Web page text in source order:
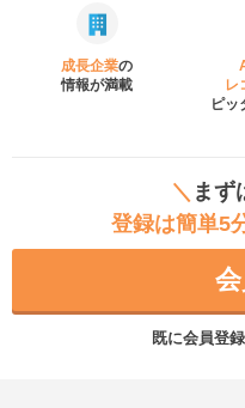
成長企業の
情報が満載
レ
ピッ
＼ まず
登録は簡単5
既に会員登